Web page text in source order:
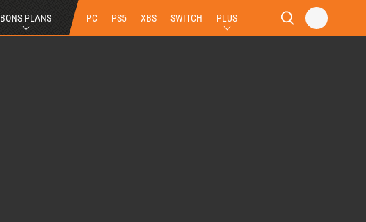
BONS PLANS PC PS5 XBS SWITCH PLUS